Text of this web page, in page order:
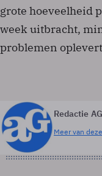
grote hoeveelheid
week uitbracht,
problemen
Redactie
Meer van